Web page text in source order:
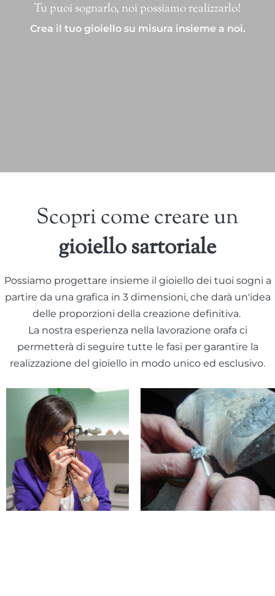
Tu puoi sognarlo, noi possiamo realizzarlo!
Crea il tuo gioiello su misura insieme a noi.
Scopri come creare un
gioiello sartoriale
Possiamo progettare insieme il gioiello dei tuoi sogni a
partire da una grafica in 3 dimensioni, che darà un'idea
delle proporzioni della creazione definitiva.
La nostra esperienza nella lavorazione orafa ci
permetterà di seguire tutte le fasi per garantire la
realizzazione del gioiello in modo unico ed esclusivo.